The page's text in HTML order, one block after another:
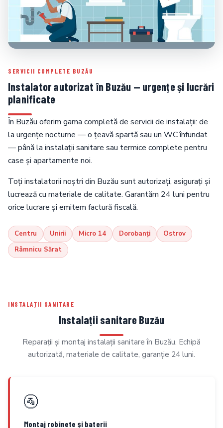
SERVICII COMPLETE BUZĂU
Instalator autorizat în Buzău — urgențe și lucrări
planificate
În Buzău oferim gama completă de servicii de instalații: de
la urgențe nocturne — o țeavă spartă sau un WC înfundat
— până la instalații sanitare sau termice complete pentru
case și apartamente noi.
Toți instalatorii noștri din Buzău sunt autorizați, asigurați și
lucrează cu materiale de calitate. Garantăm 24 luni pentru
orice lucrare și emitem factură fiscală.
Centru Unirii Micro 14 Dorobanți
Ostrov
Râmnicu Sărat
INSTALAȚII SANITARE
Instalații sanitare Buzău
Reparații și montaj instalații sanitare în Buzău. Echipă
autorizată, materiale de calitate, garanție 24 luni.
🚰
Montaj robinete și baterii